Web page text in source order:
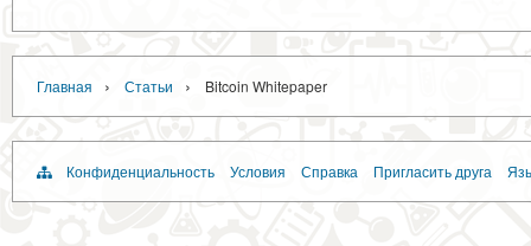
Главная › Статьи › Bitcoin Whitepaper
Конфиденциальность Условия Справка Пригласить друга